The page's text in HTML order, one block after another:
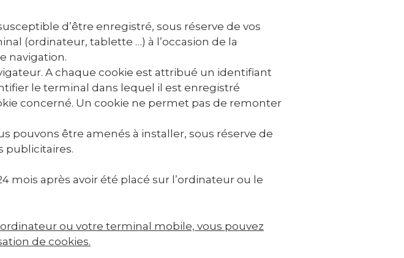
d’être enregistré, sous réserve de vos
(ordinateur, tablette …) à l’occasion de la
navigation.
A chaque cookie est attribué un identifiant
le terminal dans lequel il est enregistré
concerné. Un cookie ne permet pas de remonter
pouvons être amenés à installer, sous réserve de
publicitaires.
mois après avoir été placé sur l’ordinateur ou le
ou votre terminal mobile, vous pouvez
de cookies.